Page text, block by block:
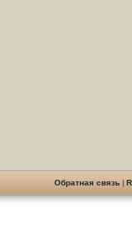
Обратная связь